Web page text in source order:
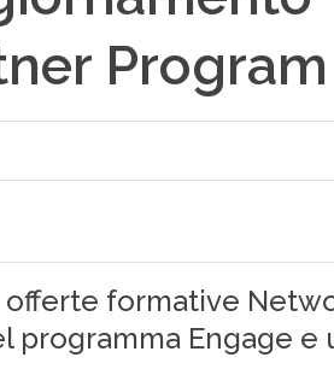
Program
formative
programma Engage e